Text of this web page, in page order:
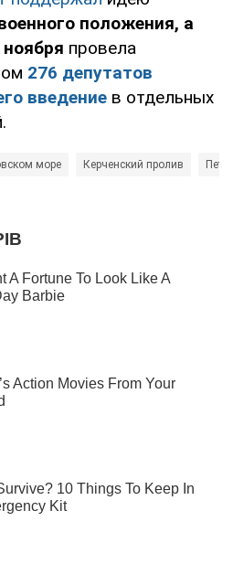
положения, а
провела
276 депутатов
введение в отдельных
море Керченский пролив